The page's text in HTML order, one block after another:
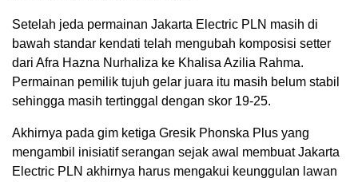
Setelah jeda permainan Jakarta Electric PLN masih di
bawah standar kendati telah mengubah komposisi setter
dari Afra Hazna Nurhaliza ke Khalisa Azilia Rahma.
Permainan pemilik tujuh gelar juara itu masih belum stabil
sehingga masih tertinggal dengan skor 19-25.
Akhirnya pada gim ketiga Gresik Phonska Plus yang
mengambil inisiatif serangan sejak awal membuat Jakarta
Electric PLN akhirnya harus mengakui keunggulan lawan